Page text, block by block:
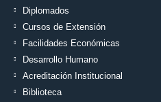
Diplomados
Cursos de Extensión
Facilidades Económicas
Desarrollo Humano
Acreditación Institucional
Biblioteca